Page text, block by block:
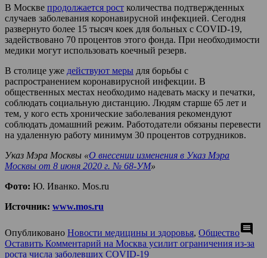
В Москве продолжается рост количества подтвержденных
случаев заболевания коронавирусной инфекцией. Сегодня
развернуто более 15 тысяч коек для больных с COVID-19,
задействовано 70 процентов этого фонда. При необходимости
медики могут использовать коечный резерв.
В столице уже действуют меры для борьбы с
распространением коронавирусной инфекции. В
общественных местах необходимо надевать маску и печатки,
соблюдать социальную дистанцию. Людям старше 65 лет и
тем, у кого есть хронические заболевания рекомендуют
соблюдать домашний режим. Работодатели обязаны перевести
на удаленную работу минимум 30 процентов сотрудников.
Указ Мэра Москвы «О внесении изменения в Указ Мэра
Москвы от 8 июня 2020 г. № 68-УМ»
Фото: Ю. Иванко. Mos.ru
Источник: www.mos.ru
Опубликовано Новости медицины и здоровья, Обществоcomment
Оставить Комментарий на Москва усилит ограничения из-за
роста числа заболевших COVID-19